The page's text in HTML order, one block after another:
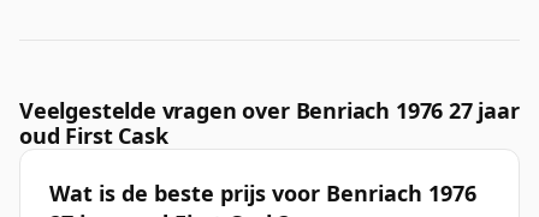
Veelgestelde vragen over Benriach 1976 27 jaar
oud First Cask
Wat is de beste prijs voor Benriach 1976